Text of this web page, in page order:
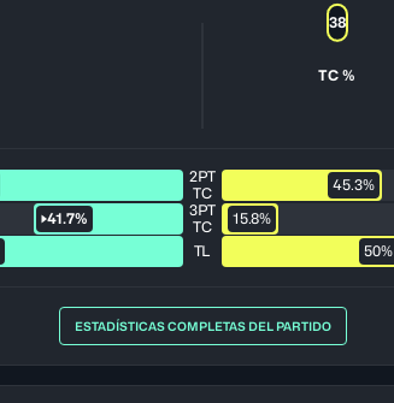
TC %
38
2PT
TC
45.3%
41.7%
3PT
TC
15.8%
TL 50%
ESTADÍSTICAS COMPLETAS DEL PARTIDO